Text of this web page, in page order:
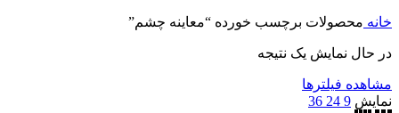
خانه محصولات برچسب خورده “معاینه چشم”
در حال نمایش یک نتیجه
مشاهده فیلترها
نمایش 9
24
36